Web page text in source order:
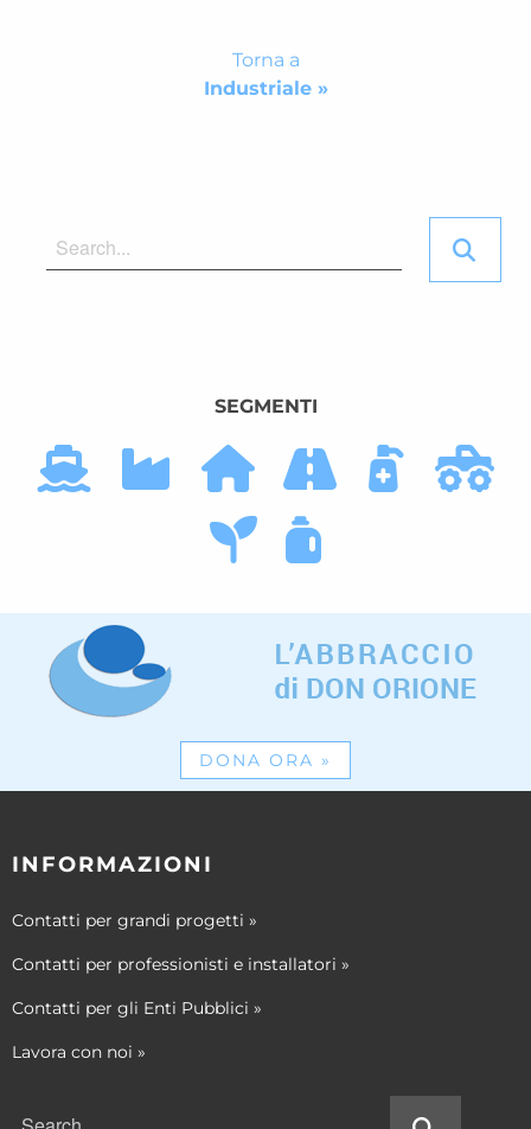
Torna a
Industriale »
SEGMENTI
DONA ORA »
INFORMAZIONI
Contatti per grandi progetti »
Contatti per professionisti e installatori »
Contatti per gli Enti Pubblici »
Lavora con noi »